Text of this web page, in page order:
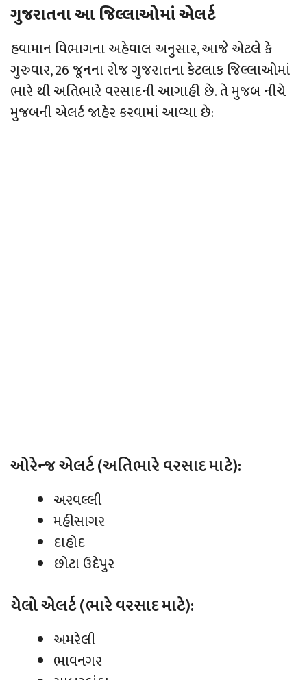
ગુજરાતના આ જિલ્લાઓમાં એલર્ટ
હવામાન વિભાગના અહેવાલ અનુસાર, આજે એટલે કે
ગુરુવાર, 26 જૂનના રોજ ગુજરાતના કેટલાક જિલ્લાઓમાં
ભારે થી અતિભારે વરસાદની આગાહી છે. તે મુજબ નીચે
મુજબની એલર્ટ જાહેર કરવામાં આવ્યા છે:
ઓરેન્જ એલર્ટ (અતિભારે વરસાદ માટે):
અરવલ્લી
મહીસાગર
દાહોદ
છોટા ઉદેપુર
યેલો એલર્ટ (ભારે વરસાદ માટે):
અમરેલી
ભાવનગર